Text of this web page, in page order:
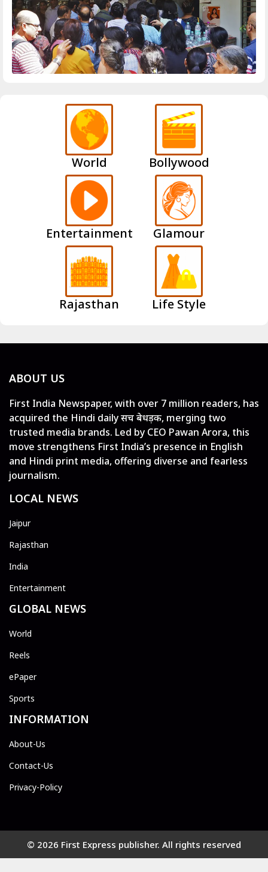
World Bollywood
Entertainment Glamour
Rajasthan Life Style
ABOUT US
First India Newspaper, with over 7 million readers, has
acquired the Hindi daily सच बेधड़क, merging two
trusted media brands. Led by CEO Pawan Arora, this
move strengthens First India’s presence in English
and Hindi print media, offering diverse and fearless
journalism.
LOCAL NEWS
Jaipur
Rajasthan
India
Entertainment
GLOBAL NEWS
World
Reels
ePaper
Sports
INFORMATION
About-Us
Contact-Us
Privacy-Policy
© 2026 First Express publisher. All rights reserved